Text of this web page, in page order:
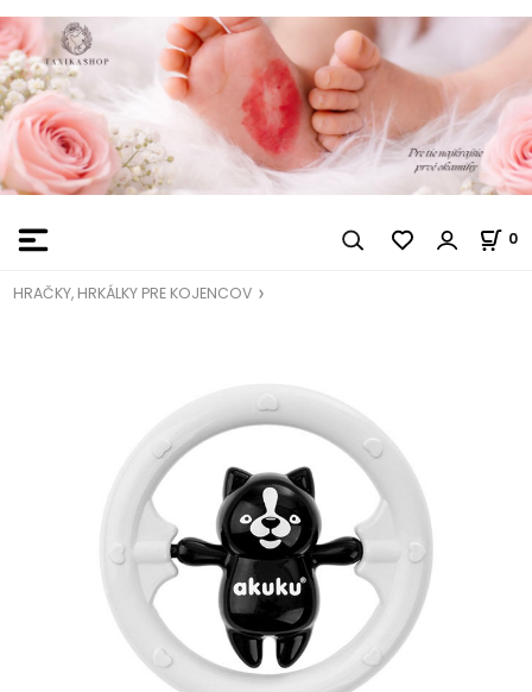
0
HRAČKY, HRKÁLKY PRE KOJENCOV